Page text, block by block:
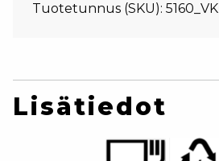
Tuotetunnus (SKU): 5160_VK
Lisätiedot